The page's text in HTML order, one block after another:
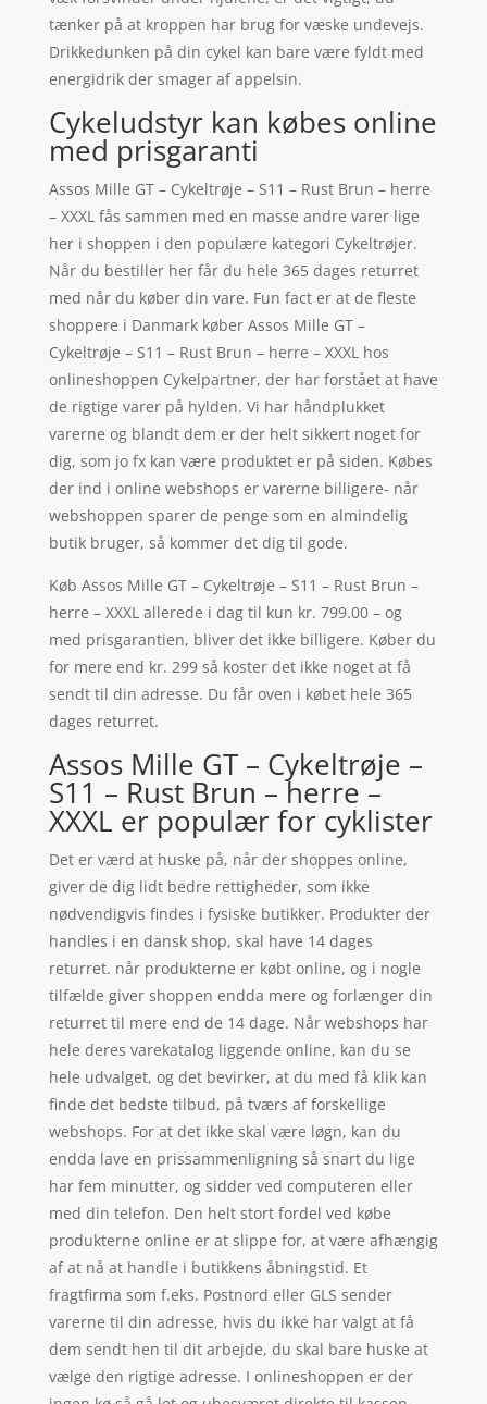
tænker på at kroppen har brug for væske undevejs.
Drikkedunken på din cykel kan bare være fyldt med
energidrik der smager af appelsin.
Cykeludstyr kan købes online
med prisgaranti
Assos Mille GT – Cykeltrøje – S11 – Rust Brun – herre
– XXXL fås sammen med en masse andre varer lige
her i shoppen i den populære kategori Cykeltrøjer.
Når du bestiller her får du hele 365 dages returret
med når du køber din vare. Fun fact er at de fleste
shoppere i Danmark køber Assos Mille GT –
Cykeltrøje – S11 – Rust Brun – herre – XXXL hos
onlineshoppen Cykelpartner, der har forstået at have
de rigtige varer på hylden. Vi har håndplukket
varerne og blandt dem er der helt sikkert noget for
dig, som jo fx kan være produktet er på siden. Købes
der ind i online webshops er varerne billigere- når
webshoppen sparer de penge som en almindelig
butik bruger, så kommer det dig til gode.
Køb Assos Mille GT – Cykeltrøje – S11 – Rust Brun –
herre – XXXL allerede i dag til kun kr. 799.00 – og
med prisgarantien, bliver det ikke billigere. Køber du
for mere end kr. 299 så koster det ikke noget at få
sendt til din adresse. Du får oven i købet hele 365
dages returret.
Assos Mille GT – Cykeltrøje –
S11 – Rust Brun – herre –
XXXL er populær for cyklister
Det er værd at huske på, når der shoppes online,
giver de dig lidt bedre rettigheder, som ikke
nødvendigvis findes i fysiske butikker. Produkter der
handles i en dansk shop, skal have 14 dages
returret. når produkterne er købt online, og i nogle
tilfælde giver shoppen endda mere og forlænger din
returret til mere end de 14 dage. Når webshops har
hele deres varekatalog liggende online, kan du se
hele udvalget, og det bevirker, at du med få klik kan
finde det bedste tilbud, på tværs af forskellige
webshops. For at det ikke skal være løgn, kan du
endda lave en prissammenligning så snart du lige
har fem minutter, og sidder ved computeren eller
med din telefon. Den helt stort fordel ved købe
produkterne online er at slippe for, at være afhængig
af at nå at handle i butikkens åbningstid. Et
fragtfirma som f.eks. Postnord eller GLS sender
varerne til din adresse, hvis du ikke har valgt at få
dem sendt hen til dit arbejde, du skal bare huske at
vælge den rigtige adresse. I onlineshoppen er der